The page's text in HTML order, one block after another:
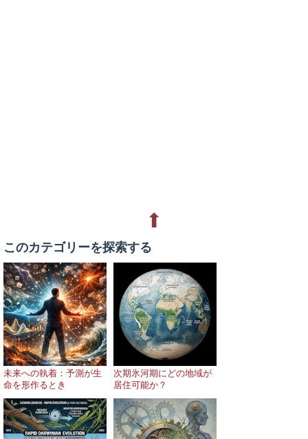
⬆
このカテゴリーを探索する
未来への執着：予測が生
命を形作るとき
次期氷河期にどの地域が
居住可能か？